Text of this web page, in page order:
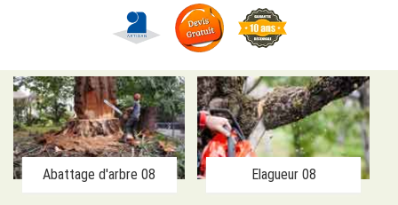
Abattage d'arbre 08 Elagueur 08